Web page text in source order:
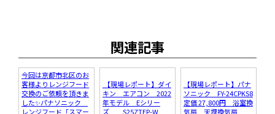
関連記事
今回は京都市北区のお
客様よりレンジフード
交換のご依頼を頂きま
した✨パナソニック
レンジフード「スマー
【現場レポート】ダイ
キン エアコン 2022
年モデル Eシリー
ズ S25ZTEP-W
【現場レポート】パナ
ソニック FY-24CPKS8
定価 27,800円 浴室換
気扇 天埋換気扇